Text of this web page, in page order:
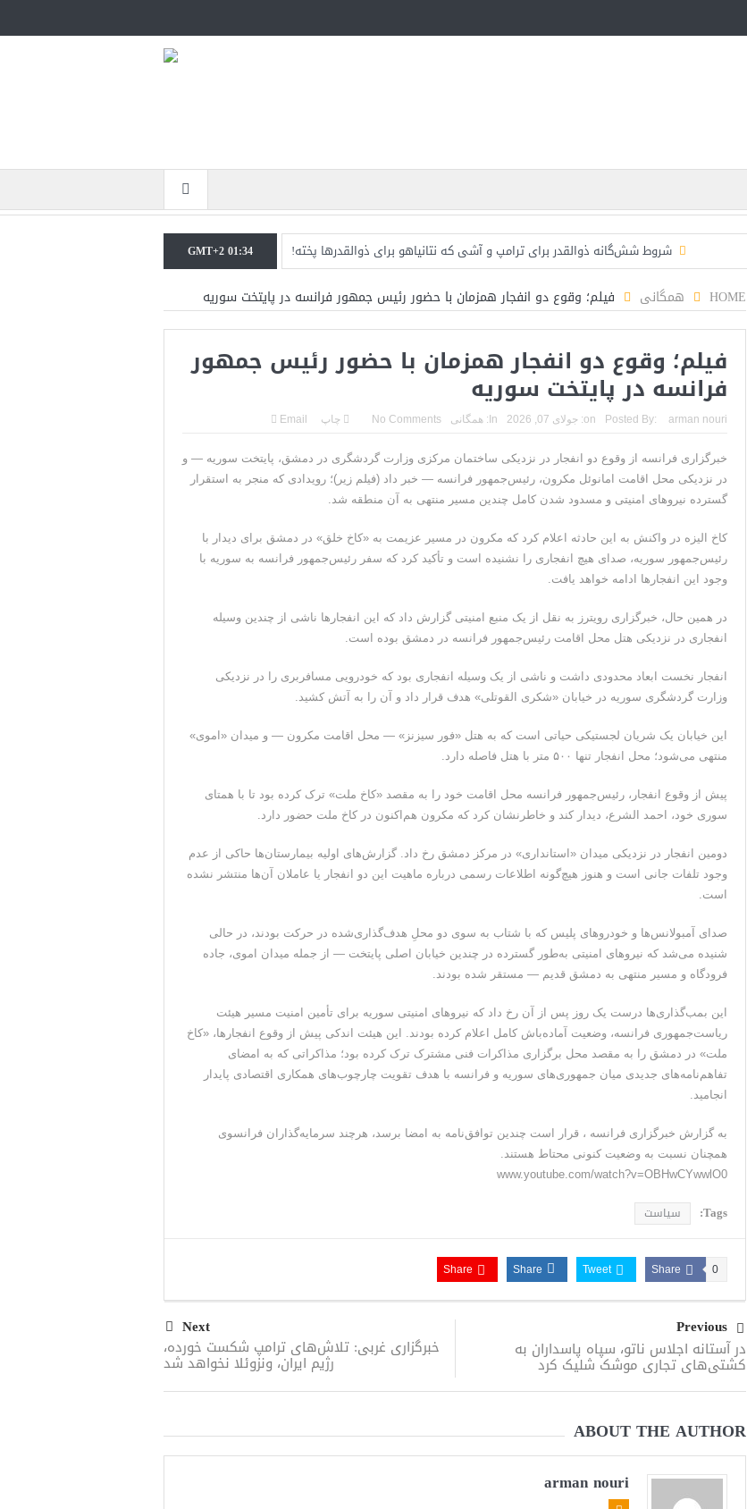
شروط شش‌گانه ذوالقدر برای ترامپ و آشی که نتانیاهو برای ذوالقدرها پخته!
ایران؛ فرمانده ارتش آمریکا به مقامات کاخ سفید: حملات هوایی کافی نیست
روزنامه: محاصره دریایی صادرات نفت ایران را فلج کرد/آمریکا: خفه خواهند شد
تحلیلگر سعودی: این توافق‌نامه پیامی بازدارنده در برابر حکومت ایران است
مقام آمریکایی: تصورِ بازنده بودن برای ترامپ غیرقابل‌تحمل است+فیلم: تحلیل
مقامات آمریکایی: برخی گزارش‌ها موجب گستاخ‌تر شدن حکومت ایران خواهد شد
خبرگزاری سپاه پاسداران: رهگیری اهداف متخاصم در نزدیکی جزیره قشم
تحلیلگر حکومتی: تفاهم هرمز پایان بحران نیست؛ خطر جنگ همچنان پابرجاست
مقاله: اپوزیسیون بی‌راه‌حل؛ وقتی دشمنی با پهلوی جای نجات ایران را می‌گیرد
GMT+2 01:34
HOME همگانی فیلم؛ وقوع دو انفجار همزمان با حضور رئیس جمهور فرانسه در پایتخت سوریه
فیلم؛ وقوع دو انفجار همزمان با حضور رئیس جمهور
فرانسه در پایتخت سوریه
Posted By: arman nouri
on: جولای 07, 2026 In: همگانی No Comments چاپ Email
خبرگزاری فرانسه از وقوع دو انفجار در نزدیکی ساختمان مرکزی وزارت گردشگری در دمشق، پایتخت سوریه — و
در نزدیکی محل اقامت امانوئل مکرون، رئیس‌جمهور فرانسه — خبر داد (فیلم زیر)؛ رویدادی که منجر به استقرار
گسترده نیروهای امنیتی و مسدود شدن کامل چندین مسیر منتهی به آن منطقه شد.
کاخ الیزه در واکنش به این حادثه اعلام کرد که مکرون در مسیر عزیمت به «کاخ خلق» در دمشق برای دیدار با
رئیس‌جمهور سوریه، صدای هیچ انفجاری را نشنیده است و تأکید کرد که سفر رئیس‌جمهور فرانسه به سوریه با
وجود این انفجارها ادامه خواهد یافت.
در همین حال، خبرگزاری رویترز به نقل از یک منبع امنیتی گزارش داد که این انفجارها ناشی از چندین وسیله
انفجاری در نزدیکی هتل محل اقامت رئیس‌جمهور فرانسه در دمشق بوده است.
انفجار نخست ابعاد محدودی داشت و ناشی از یک وسیله انفجاری بود که خودرویی مسافربری را در نزدیکی
وزارت گردشگری سوریه در خیابان «شکری القوتلی» هدف قرار داد و آن را به آتش کشید.
این خیابان یک شریان لجستیکی حیاتی است که به هتل «فور سیزنز» — محل اقامت مکرون — و میدان «اموی»
منتهی می‌شود؛ محل انفجار تنها ۵۰۰ متر با هتل فاصله دارد.
پیش از وقوع انفجار، رئیس‌جمهور فرانسه محل اقامت خود را به مقصد «کاخ ملت» ترک کرده بود تا با همتای
سوری خود، احمد الشرع، دیدار کند و خاطرنشان کرد که مکرون هم‌اکنون در کاخ ملت حضور دارد.
دومین انفجار در نزدیکی میدان «استانداری» در مرکز دمشق رخ داد. گزارش‌های اولیه بیمارستان‌ها حاکی از عدم
وجود تلفات جانی است و هنوز هیچ‌گونه اطلاعات رسمی درباره ماهیت این دو انفجار یا عاملان آن‌ها منتشر نشده
است.
صدای آمبولانس‌ها و خودروهای پلیس که با شتاب به سوی دو محلِ هدف‌گذاری‌شده در حرکت بودند، در حالی
شنیده می‌شد که نیروهای امنیتی به‌طور گسترده در چندین خیابان اصلی پایتخت — از جمله میدان اموی، جاده
فرودگاه و مسیر منتهی به دمشق قدیم — مستقر شده بودند.
این بمب‌گذاری‌ها درست یک روز پس از آن رخ داد که نیروهای امنیتی سوریه برای تأمین امنیت مسیر هیئت
ریاست‌جمهوری فرانسه، وضعیت آماده‌باش کامل اعلام کرده بودند. این هیئت اندکی پیش از وقوع انفجارها، «کاخ
ملت» در دمشق را به مقصد محل برگزاری مذاکرات فنی مشترک ترک کرده بود؛ مذاکراتی که به امضای
تفاهم‌نامه‌های جدیدی میان جمهوری‌های سوریه و فرانسه با هدف تقویت چارچوب‌های همکاری اقتصادی پایدار
انجامید.
به گزارش خبرگزاری فرانسه ، قرار است چندین توافق‌نامه به امضا برسد، هرچند سرمایه‌گذاران فرانسوی
همچنان نسبت به وضعیت کنونی محتاط هستند.
www.youtube.com/watch?v=OBHwCYwwlO0
Tags: سیاست
Share 0
Tweet
Share
Share
Previous
در آستانه اجلاس ناتو، سپاه پاسداران به
کشتی‌های تجاری موشک شلیک کرد
Next
خبرگزاری غربی: تلاش‌های ترامپ شکست خورده،
رژیم ایران، ونزوئلا نخواهد شد
ABOUT THE AUTHOR
arman nouri